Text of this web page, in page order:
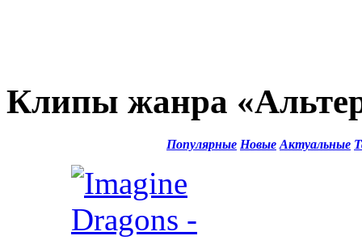
Клипы жанра
Популярные Новые Актуальные